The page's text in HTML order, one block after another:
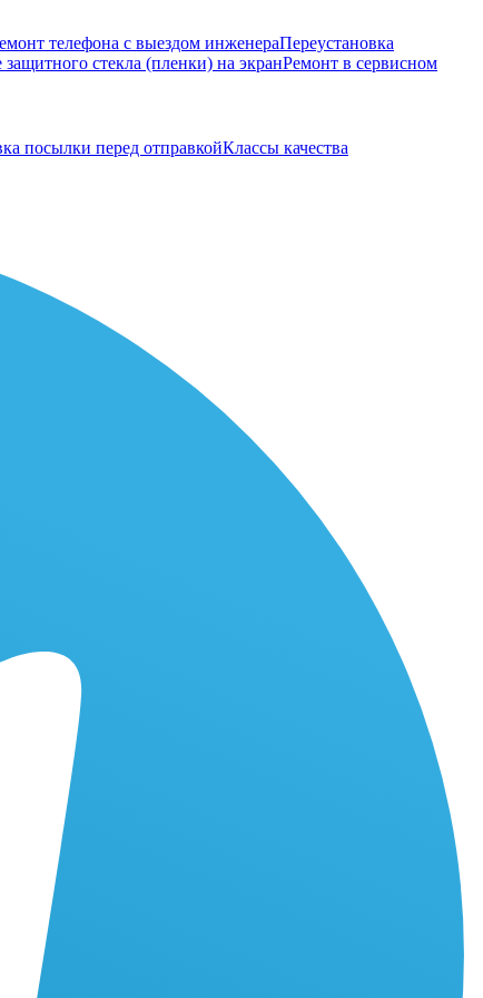
телефона с выездом инженераПереустановка
стекла (пленки) на экранРемонт в сервисном
посылки перед отправкойКлассы качества